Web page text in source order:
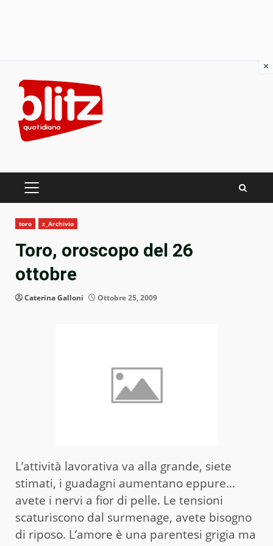
content
PRIMARY
toro z_Archivio
Toro, oroscopo del 26
ottobre
Caterina Galloni Ottobre 25, 2009
L’attività lavorativa va alla grande, siete
stimati, i guadagni aumentano eppure…
avete i nervi a fior di pelle. Le tensioni
scaturiscono dal surmenage, avete bisogno
di riposo. L’amore è una parentesi grigia ma
×